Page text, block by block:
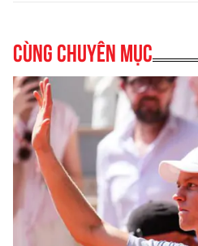
Cùng chuyên mục